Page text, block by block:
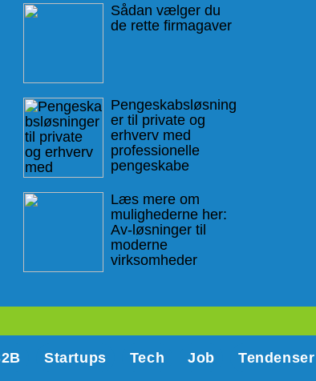
Sådan vælger du
de rette firmagaver
Pengeskabsløsning
er til private og
erhverv med
professionelle
pengeskabe
Læs mere om
mulighederne her:
Av-løsninger til
moderne
virksomheder
Startups Tech Job Tendenser